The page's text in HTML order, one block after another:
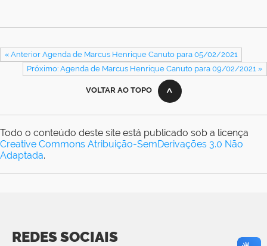
« Anterior Agenda de Marcus Henrique Canuto para 05/02/2021
Próximo: Agenda de Marcus Henrique Canuto para 09/02/2021 »
VOLTAR AO TOPO
Todo o conteúdo deste site está publicado sob a licença
Creative Commons Atribuição-SemDerivações 3.0 Não
Adaptada.
REDES SOCIAIS